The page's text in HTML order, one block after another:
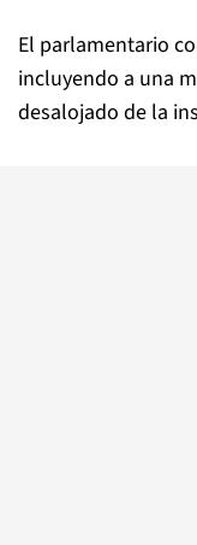
El parlamentario
incluyendo a una
desalojado de la